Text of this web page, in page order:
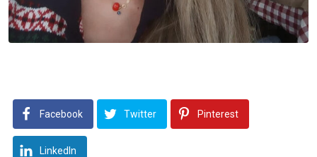
Facebook Twitter Pinterest
LinkedIn